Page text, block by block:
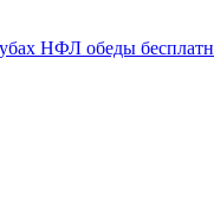
НФЛ обеды